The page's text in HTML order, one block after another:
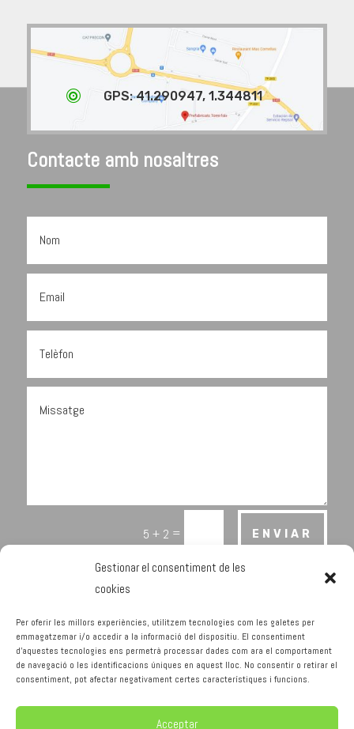
Gestionar el consentiment de les
cookies
Per oferir les millors experiències, utilitzem tecnologies com les galetes per
emmagatzemar i/o accedir a la informació del dispositiu. El consentiment
d'aquestes tecnologies ens permetrà processar dades com ara el comportament
de navegació o les identificacions úniques en aquest lloc. No consentir o retirar el
consentiment, pot afectar negativament certes característiques i funcions.
Acceptar
 GPS: 41.290947, 1.344811
Contacte amb nosaltres
5 + 2 = ENVIAR
Avís Legal
Política de Privacitat
Política de cookies